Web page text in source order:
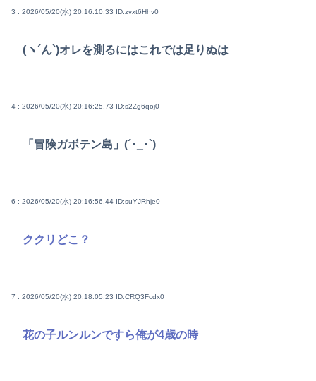
3 : 2026/05/20(水) 20:16:10.33 ID:zvxt6Hhv0
(ヽ´ん`)オレを測るにはこれでは足りぬは
4 : 2026/05/20(水) 20:16:25.73 ID:s2Zg6qoj0
「冒険ガボテン島」(´･_･`)
6 : 2026/05/20(水) 20:16:56.44 ID:suYJRhje0
ククリどこ？
7 : 2026/05/20(水) 20:18:05.23 ID:CRQ3Fcdx0
花の子ルンルンですら俺が4歳の時